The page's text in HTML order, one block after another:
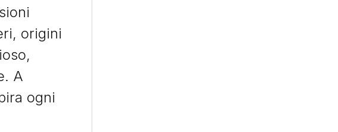
origini
A
ogni